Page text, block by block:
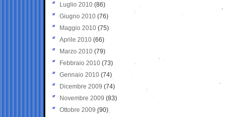
Luglio 2010 (86)
Giugno 2010 (76)
Maggio 2010 (75)
Aprile 2010 (66)
Marzo 2010 (79)
Febbraio 2010 (73)
Gennaio 2010 (74)
Dicembre 2009 (74)
Novembre 2009 (83)
Ottobre 2009 (90)